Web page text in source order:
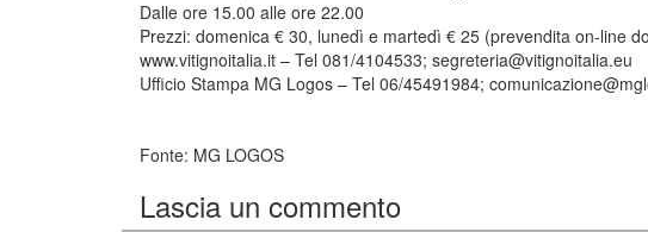
Dalle ore 15.00 alle ore 22.00
Prezzi: domenica € 30, lunedì e martedì € 25 (prevendita on-line
www.vitignoitalia.it – Tel 081/4104533; segreteria@vitignoitalia.eu
Ufficio Stampa MG Logos – Tel 06/45491984;
Fonte: MG LOGOS
Lascia un commento